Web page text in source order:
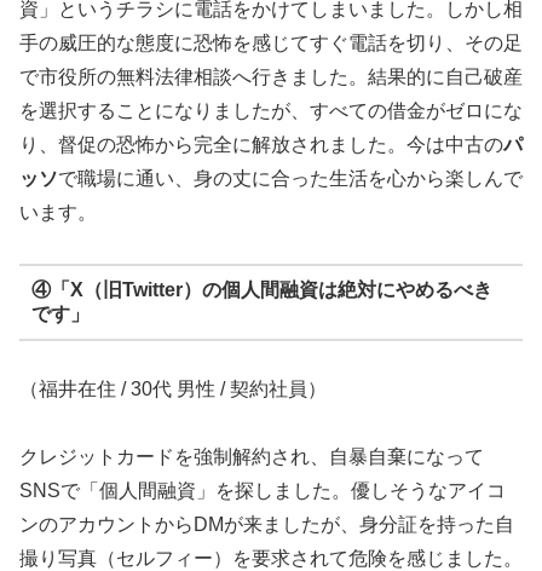
資」というチラシに電話をかけてしまいました。しかし相
手の威圧的な態度に恐怖を感じてすぐ電話を切り、その足
で市役所の無料法律相談へ行きました。結果的に自己破産
を選択することになりましたが、すべての借金がゼロにな
り、督促の恐怖から完全に解放されました。今は中古のパ
ッソで職場に通い、身の丈に合った生活を心から楽しんで
います。
④「X（旧Twitter）の個人間融資は絶対にやめるべき
です」
（福井在住 / 30代 男性 / 契約社員）
クレジットカードを強制解約され、自暴自棄になって
SNSで「個人間融資」を探しました。優しそうなアイコ
ンのアカウントからDMが来ましたが、身分証を持った自
撮り写真（セルフィー）を要求されて危険を感じました。